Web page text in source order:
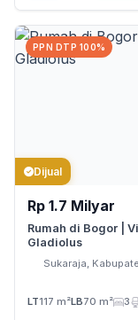
PPN DTP 100%
Dijual
Rp 1.7 Milyar
Rumah di Bogor |
Gladiolus
Sukaraja,
LT117 m²LB70 m² 3